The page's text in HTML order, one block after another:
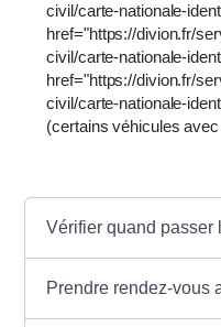
civil/carte-nationale-
href="https://divion.fr/
civil/carte-nationale-
href="https://divion.fr/
civil/carte-nationale-
(certains véhicules
Vérifier quand passer
Prendre rendez-vous